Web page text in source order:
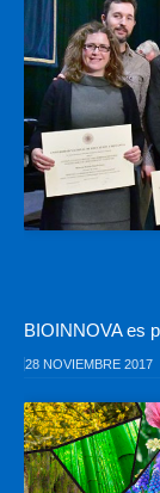
BIOINNOVA es
28 NOVIEMBRE 2017